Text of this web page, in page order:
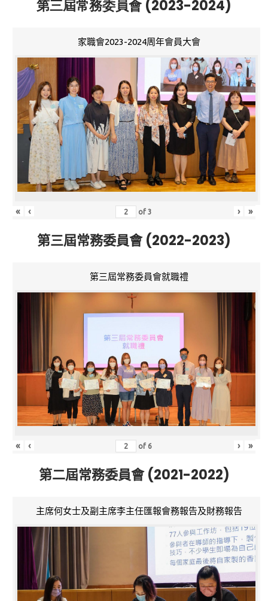
第三屆常務委員會 (2023-2024)
家職會2023-2024周年會員大會
« ‹ of3 › »
第三屆常務委員會 (2022-2023)
第三屆常務委員會就職禮
« ‹ of 6 › »
第二屆常務委員會 (2021-2022)
主席何女士及副主席李主任匯報會務報告及財務報告